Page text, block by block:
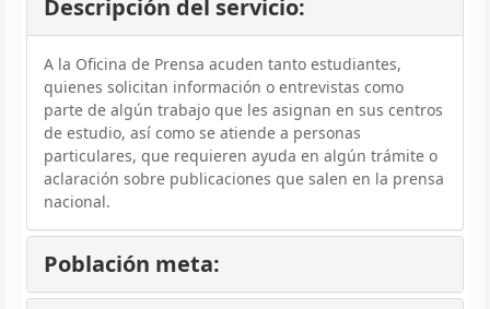
Descripción del servicio:
A la Oficina de Prensa acuden tanto estudiantes,
quienes solicitan información o entrevistas como
parte de algún trabajo que les asignan en sus centros
de estudio, así como se atiende a personas
particulares, que requieren ayuda en algún trámite o
aclaración sobre publicaciones que salen en la prensa
nacional.
Población meta: